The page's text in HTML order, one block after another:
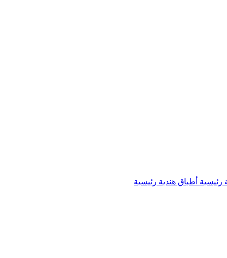
رئيسية أطباق هندية رئيسية